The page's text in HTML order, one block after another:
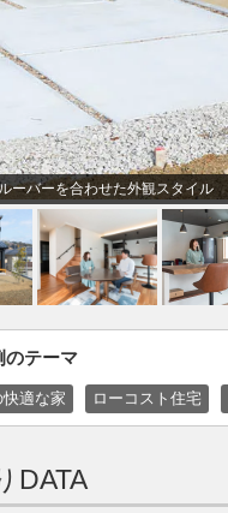
ーバーを合わせた外観スタイル
のテーマ
適な家 ローコスト住宅
DATA